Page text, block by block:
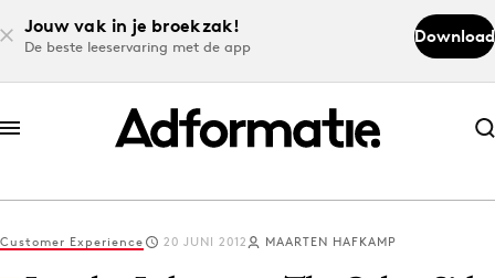
Jouw vak in je broekzak!
De beste leeservaring met de app
Download
Abonneer nu
Abonneer nu
Log in
Customer Experience 20 JUNI 2012 MAARTEN HAFKAMP